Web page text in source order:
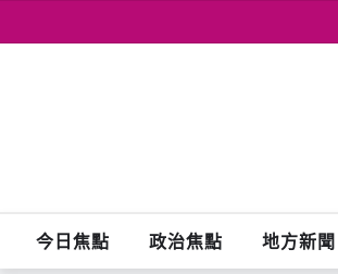
to
今日焦點 政治焦點 地方新聞